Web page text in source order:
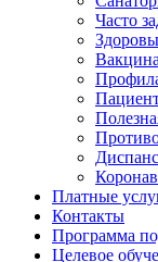
Часто
Платные
Контакты
Программа
Целевое